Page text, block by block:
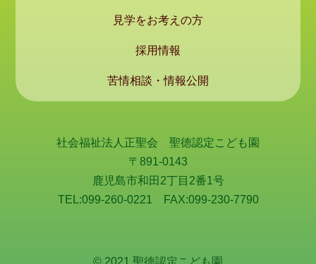
見学をお考えの方
採用情報
苦情相談・情報公開
社会福祉法人正聖会 聖徳認定こども園
〒891-0143
鹿児島市和田2丁目2番1号
TEL:099-260-0221 FAX:099-230-7790